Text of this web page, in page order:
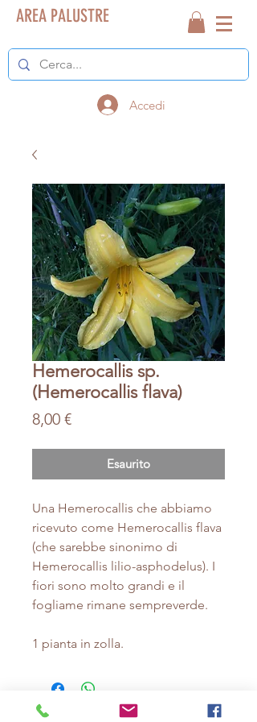
AREA PALUSTRE
Accedi
Hemerocallis sp.
(Hemerocallis flava)
8,00 €Prezzo
Esaurito
Una Hemerocallis che abbiamo
ricevuto come Hemerocallis flava
(che sarebbe sinonimo di
Hemerocallis lilio-asphodelus). I
fiori sono molto grandi e il
fogliame rimane sempreverde.
1 pianta in zolla.